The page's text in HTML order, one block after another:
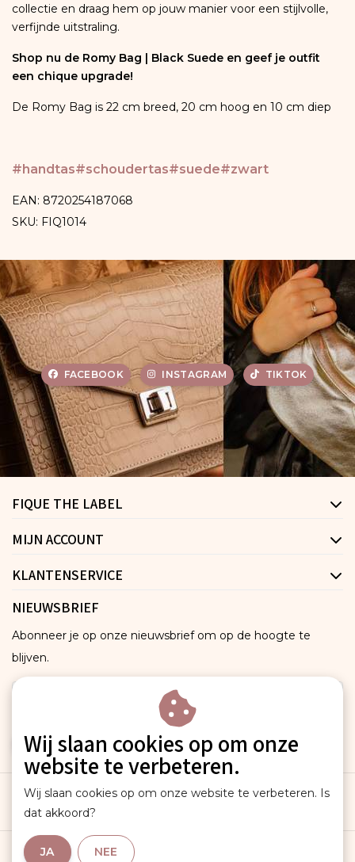
collectie en draag hem op jouw manier voor een stijlvolle,
verfijnde uitstraling.
Shop nu de Romy Bag | Black Suede en geef je outfit
een chique upgrade!
De Romy Bag is 22 cm breed, 20 cm hoog en 10 cm diep
#handtas#schoudertas#suede#zwart
EAN: 8720254187068
SKU: FIQ1014
FACEBOOK INSTAGRAM TIKTOK
FIQUE THE LABEL
MIJN ACCOUNT
KLANTENSERVICE
NIEUWSBRIEF
Abonneer je op onze nieuwsbrief om op de hoogte te
blijven.
ABONNEER
Algemene voorwaarden
Wij slaan cookies op om onze
website te verbeteren.
Wij slaan cookies op om onze website te verbeteren. Is
dat akkoord?
JA NEE